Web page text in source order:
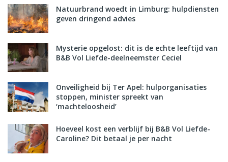
Natuurbrand woedt in Limburg: hulpdiensten
geven dringend advies
Mysterie opgelost: dit is de echte leeftijd van
B&B Vol Liefde-deelneemster Ceciel
Onveiligheid bij Ter Apel: hulporganisaties
stoppen, minister spreekt van
‘machteloosheid’
Hoeveel kost een verblijf bij B&B Vol Liefde-
Caroline? Dit betaal je per nacht